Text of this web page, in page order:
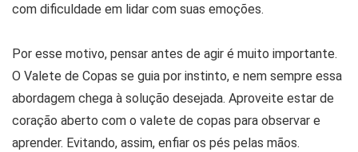
com dificuldade em lidar com suas emoções.
Por esse motivo, pensar antes de agir é muito importante.
O Valete de Copas se guia por instinto, e nem sempre essa
abordagem chega à solução desejada. Aproveite estar de
coração aberto com o valete de copas para observar e
aprender. Evitando, assim, enfiar os pés pelas mãos.